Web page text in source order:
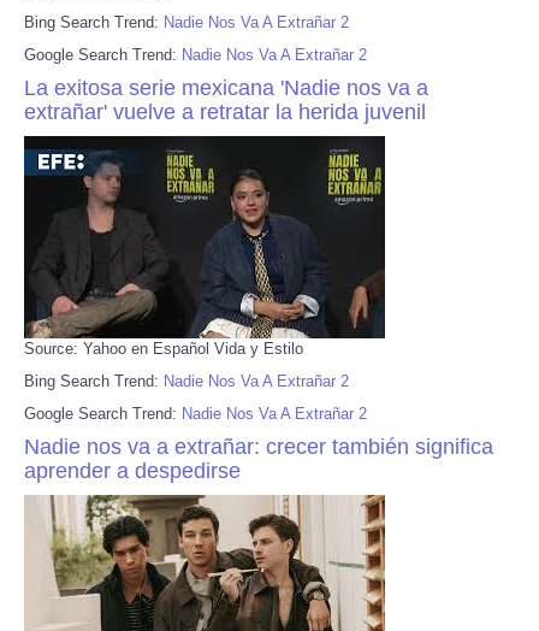
Bing Search Trend: Nadie Nos Va A Extrañar 2
Google Search Trend: Nadie Nos Va A Extrañar 2
La exitosa serie mexicana 'Nadie nos va a
extrañar' vuelve a retratar la herida juvenil
Source: Yahoo en Español Vida y Estilo
Bing Search Trend: Nadie Nos Va A Extrañar 2
Google Search Trend: Nadie Nos Va A Extrañar 2
Nadie nos va a extrañar: crecer también significa
aprender a despedirse